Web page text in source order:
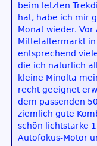
beim letzten
hat, habe ich mir
Monat wieder.
Mittelaltermarkt
entsprechend
die ich natürlich
kleine Minolta
recht geeignet
dem passenden
ziemlich gute
schön lichtstarke
Autofokus-Motor